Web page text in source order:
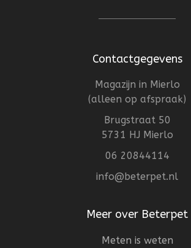
Contactgegevens
Magazijn in Mierlo
(alleen op afspraak)
Brugstraat 50
5731 HJ Mierlo
06 20844114
info@beterpet.nl
Meer over Beterpet
Meten is weten